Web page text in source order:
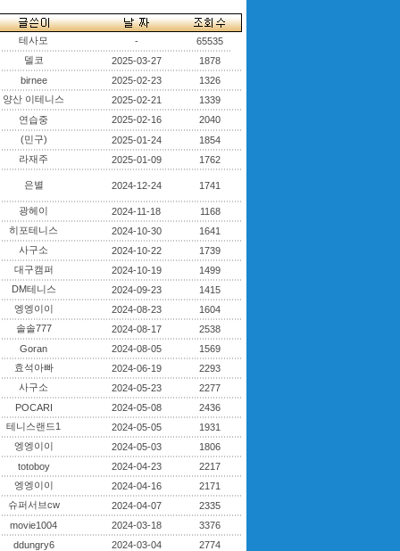
테사모 -
65535
델코
2025-03-27
1878
birnee
2025-02-23
1326
양산 이테니스
2025-02-21
1339
연습중
2025-02-16
2040
(민구)
2025-01-24
1854
라재주
2025-01-09 1762
은별 2024-12-24 1741
광헤이 2024-11-18
1168
히포테니스
2024-10-30
1641
사구소
2024-10-22
1739
대구캠퍼
2024-10-19
1499
DM테니스
2024-09-23
1415
엥엥이이
2024-08-23
1604
솔솔777
2024-08-17
2538
Goran
2024-08-05
1569
효석아빠
2024-06-19
2293
사구소
2024-05-23
2277
POCARI
2024-05-08
2436
테니스랜드1
2024-05-05
1931
엥엥이이
2024-05-03
1806
totoboy
2024-04-23
2217
엥엥이이
2024-04-16
2171
슈퍼서브cw
2024-04-07
2335
movie1004
2024-03-18
3376
ddungry6
2024-03-04
2774